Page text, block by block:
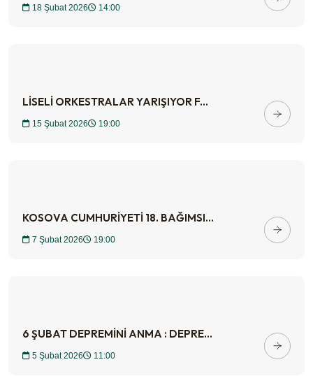
18 Şubat 2026 14:00
LİSELİ ORKESTRALAR YARIŞIYOR F...
15 Şubat 2026 19:00
KOSOVA CUMHURİYETİ 18. BAĞIMSI...
7 Şubat 2026 19:00
6 ŞUBAT DEPREMİNİ ANMA : DEPRE...
5 Şubat 2026 11:00